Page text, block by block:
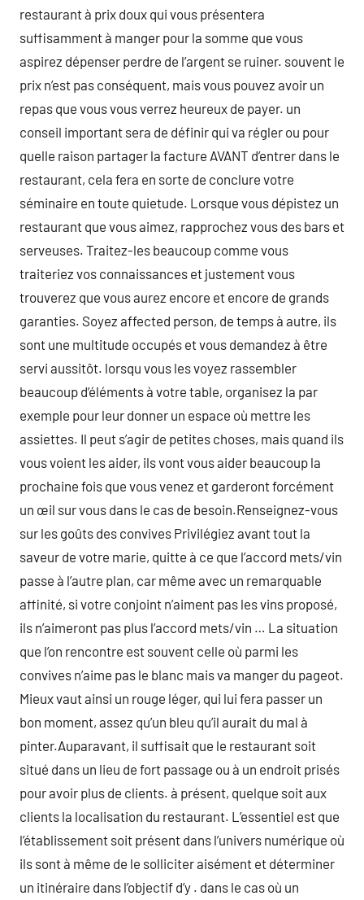
restaurant à prix doux qui vous présentera
suffisamment à manger pour la somme que vous
aspirez dépenser perdre de l’argent se ruiner. souvent le
prix n’est pas conséquent, mais vous pouvez avoir un
repas que vous vous verrez heureux de payer. un
conseil important sera de définir qui va régler ou pour
quelle raison partager la facture AVANT d’entrer dans le
restaurant, cela fera en sorte de conclure votre
séminaire en toute quietude. Lorsque vous dépistez un
restaurant que vous aimez, rapprochez vous des bars et
serveuses. Traitez-les beaucoup comme vous
traiteriez vos connaissances et justement vous
trouverez que vous aurez encore et encore de grands
garanties. Soyez affected person, de temps à autre, ils
sont une multitude occupés et vous demandez à être
servi aussitôt. lorsqu vous les voyez rassembler
beaucoup d’éléments à votre table, organisez la par
exemple pour leur donner un espace où mettre les
assiettes. Il peut s’agir de petites choses, mais quand ils
vous voient les aider, ils vont vous aider beaucoup la
prochaine fois que vous venez et garderont forcément
un œil sur vous dans le cas de besoin.Renseignez-vous
sur les goûts des convives Privilégiez avant tout la
saveur de votre marie, quitte à ce que l’accord mets/vin
passe à l’autre plan, car même avec un remarquable
affinité, si votre conjoint n’aiment pas les vins proposé,
ils n’aimeront pas plus l’accord mets/vin … La situation
que l’on rencontre est souvent celle où parmi les
convives n’aime pas le blanc mais va manger du pageot.
Mieux vaut ainsi un rouge léger, qui lui fera passer un
bon moment, assez qu’un bleu qu’il aurait du mal à
pinter.Auparavant, il suffisait que le restaurant soit
situé dans un lieu de fort passage ou à un endroit prisés
pour avoir plus de clients. à présent, quelque soit aux
clients la localisation du restaurant. L’essentiel est que
l’établissement soit présent dans l’univers numérique où
ils sont à même de le solliciter aisément et déterminer
un itinéraire dans l’objectif d’y . dans le cas où un